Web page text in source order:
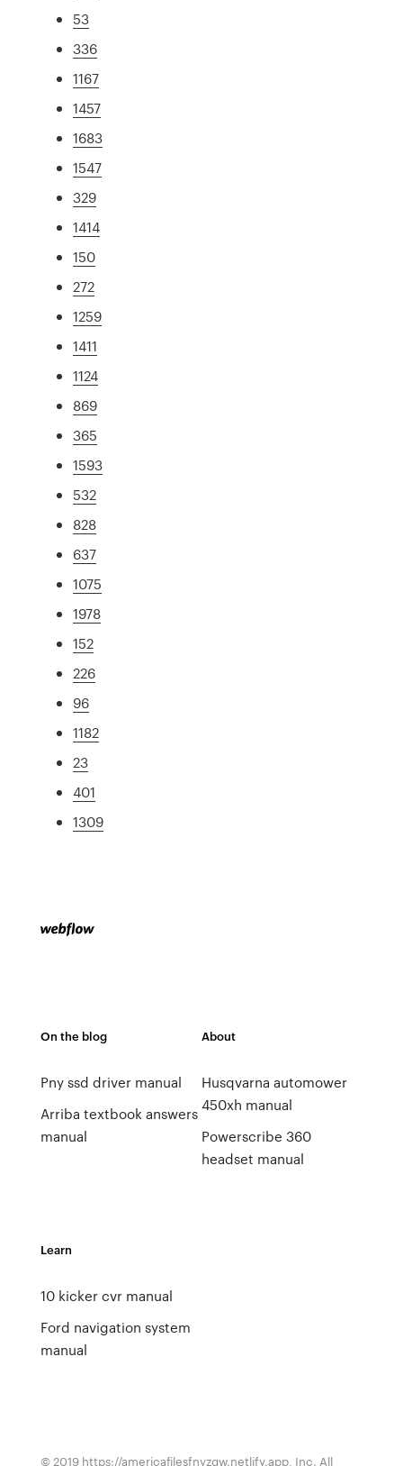
53
336
1167
1457
1683
1547
329
1414
150
272
1259
1411
1124
869
365
1593
532
828
637
1075
1978
152
226
96
1182
23
401
1309
On the blog
Pny ssd driver manual
Arriba textbook answers
manual
About
Husqvarna automower
450xh manual
Powerscribe 360
headset manual
Learn
10 kicker cvr manual
Ford navigation system
manual
© 2019 https://americafilesfnyzgw.netlify.app, Inc. All